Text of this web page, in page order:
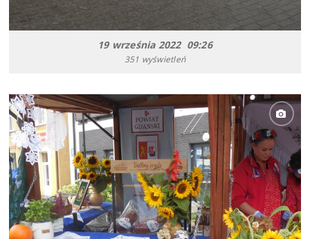
19 września 2022 09:26
351 wyświetleń